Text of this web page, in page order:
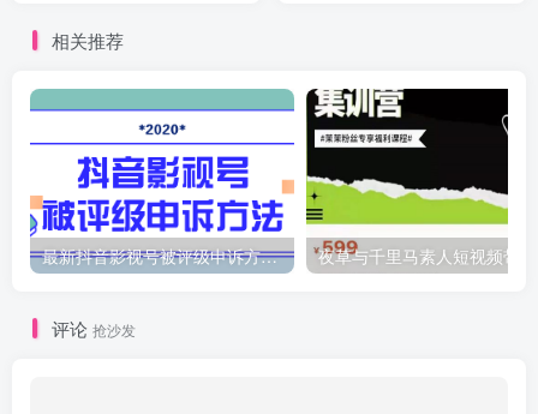
相关推荐
最新抖音影视号被评级申诉方法视频教程
评论 抢沙发